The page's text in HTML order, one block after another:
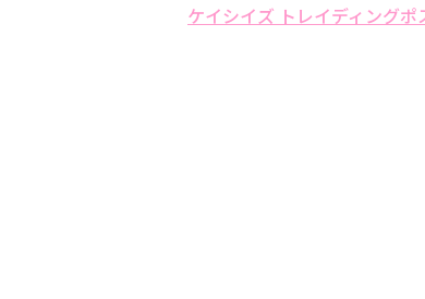
ケイシイズ トレイディングポ